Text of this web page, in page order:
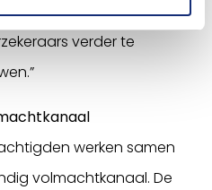
tussen
verder te
werken samen
volmachtkanaal. De